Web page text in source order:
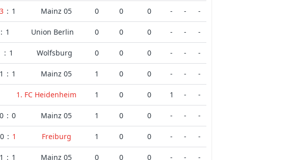
3 : 1 Mainz 05 0 0 0 - - -
: 1 Union Berlin 0 0 0 - - -
: 1 Wolfsburg 0 0 0 - - -
1 : 1 Mainz 05 1 0 0 - - -
1. FC Heidenheim 1 0 0 1 - -
0 : 0 Mainz 05 1 0 0 - - -
0 : 1 Freiburg 1 0 0 - - -
1 : 1 Mainz 05 0 0 0 - - -